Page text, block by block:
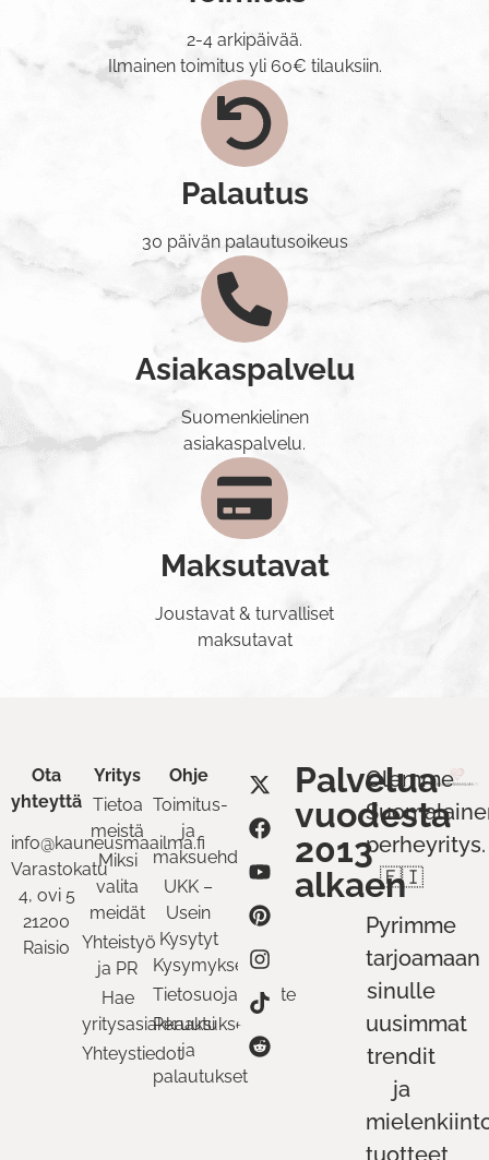
2-4 arkipäivää.
Ilmainen toimitus yli 60€ tilauksiin.
Palautus
30 päivän palautusoikeus
Asiakaspalvelu
Suomenkielinen
asiakaspalvelu.
Maksutavat
Joustavat & turvalliset
maksutavat
Ota
yhteyttä
info@kauneusmaailma.fi
Varastokatu
4, ovi 5
21200
Raisio
Yritys
Tietoa
meistä
Miksi
valita
meidät
Yhteistyö
ja PR
Hae
yritysasiakkaaksi
Yhteystiedot
Ohje
Toimitus-
ja
maksuehdot
UKK –
Usein
Kysytyt
Kysymykset
Tietosuojaseloste
Peruutukset
ja
palautukset
Palvelua
vuodesta
2013
alkaen
Olemme
perheyritys.
🇫🇮
Pyrimme
tarjoamaan
sinulle
uusimmat
trendit
ja